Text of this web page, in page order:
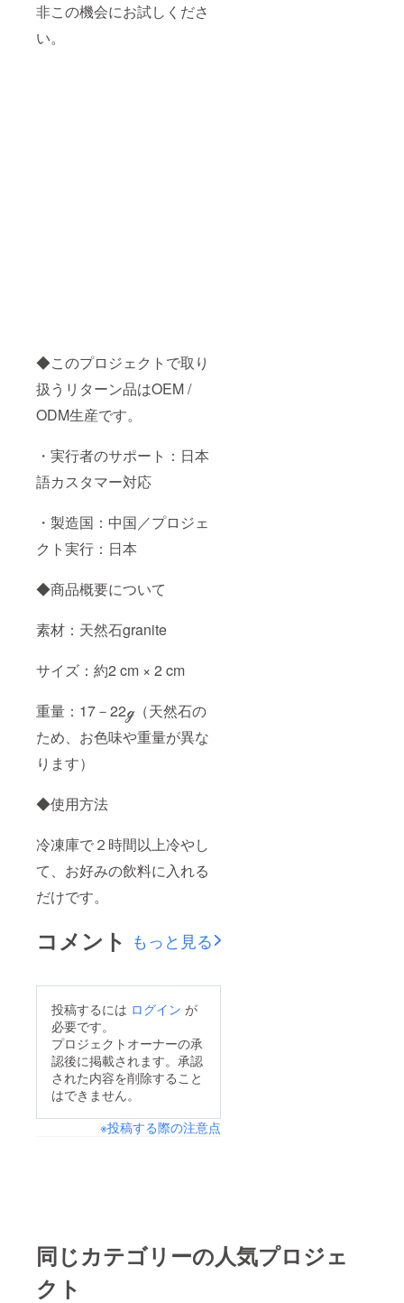
非この機会にお試しくださ
い。
◆このプロジェクトで取り
扱うリターン品はOEM /
ODM生産です。
・実行者のサポート：日本
語カスタマー対応
・製造国：中国／プロジェ
クト実行：日本
◆商品概要について
素材：天然石granite
サイズ：約2 cm × 2 cm
重量：17－22ℊ（天然石の
ため、お色味や重量が異な
ります）
◆使用方法
冷凍庫で２時間以上冷やし
て、お好みの飲料に入れる
だけです。
コメント もっと見る
投稿するには ログイン が
必要です。
プロジェクトオーナーの承
認後に掲載されます。承認
された内容を削除すること
はできません。
※投稿する際の注意点
同じカテゴリーの人気プロジェ
クト